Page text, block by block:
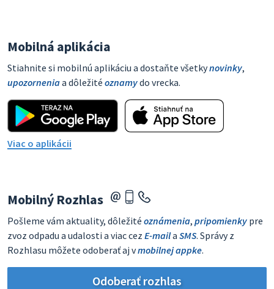
Mobilná aplikácia
Stiahnite si mobilnú aplikáciu a dostaňte všetkynovinky,
upozorneniaa dôležité oznamydo vrecka.
Viac o aplikácii
Mobilný Rozhlas
Pošleme vám aktuality, dôležité oznámenia, pripomienky pre
zvoz odpadu a udalosti a viac cez E-maila SMS. Správy z
Rozhlasu môžete odoberať aj vmobilnej appke.
Odoberať rozhlas